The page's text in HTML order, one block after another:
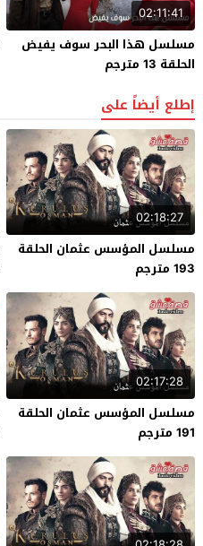
02:11:41
مسلسل هذا البحر سوف يفيض
الحلقة 13 مترجم
إطلع أيضاً على
02:18:27
مسلسل المؤسس عثمان الحلقة
193 مترجم
02:17:28
مسلسل المؤسس عثمان الحلقة
191 مترجم